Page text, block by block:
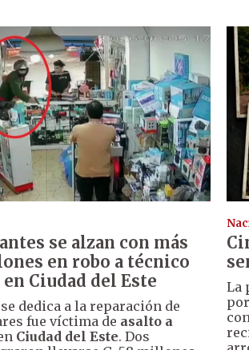
se alzan con más
en robo a técnico
Ciudad del Este
dedica a la reparación de
fue víctima de asalto a
Ciudad del Este. Dos
La